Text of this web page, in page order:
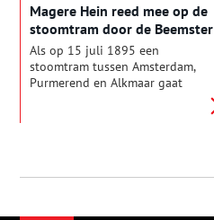
Magere Hein reed mee op de
stoomtram door de Beemster
Als op 15 juli 1895 een
stoomtram tussen Amsterdam,
Purmerend en Alkmaar gaat
van gewonden en doden achter.